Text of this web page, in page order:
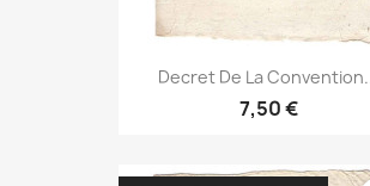
Decret De La
7,50 €